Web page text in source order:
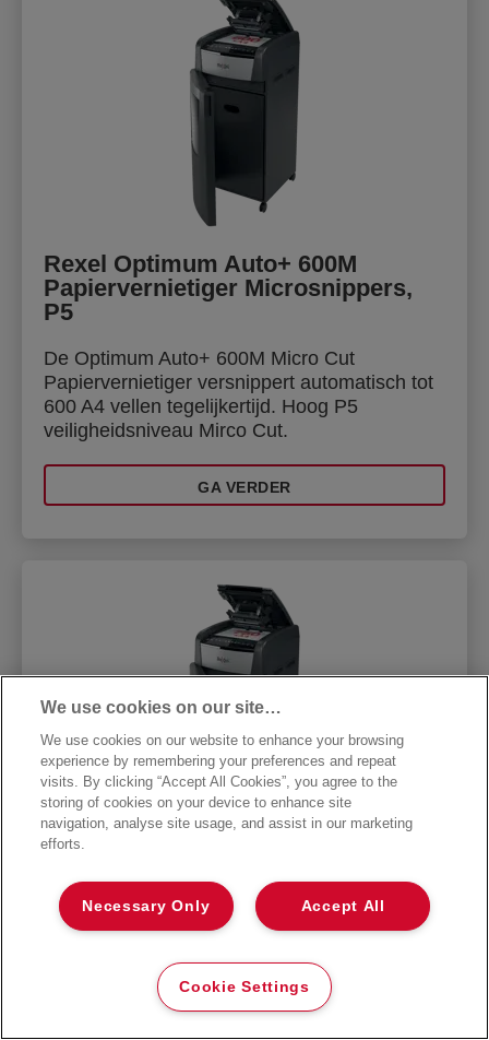
Rexel Optimum Auto+ 600M
Papiervernietiger Microsnippers,
P5
De Optimum Auto+ 600M Micro Cut
Papiervernietiger versnippert automatisch tot
600 A4 vellen tegelijkertijd. Hoog P5
veiligheidsniveau Mirco Cut.
GA VERDER
Rexel Optimum Auto+ 750X
Papiervernietiger Snippers, P4
De Optimum Auto+ 750X Cross Cut
750 A4 vellen tegelijkertijd. Hoog P4
veiligheidsniveau Cross Cut.
We use cookies on our site…
We use cookies on our website to enhance your browsing
experience by remembering your preferences and repeat
visits. By clicking “Accept All Cookies”, you agree to the
storing of cookies on your device to enhance site
navigation, analyse site usage, and assist in our marketing
efforts.
Accept All
Necessary Only
Cookie Settings